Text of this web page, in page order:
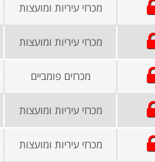
מכרזי עיריות ומועצות
מכרזי עיריות ומועצות
מכרזים פומביים
מכרזי עיריות ומועצות
מכרזי עיריות ומועצות